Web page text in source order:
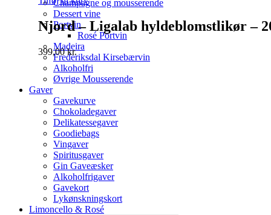
Champagne og mousserende
Dessert vine
Portvin
Rosé Portvin
Madeira
Frederiksdal Kirsebærvin
Alkoholfri
Øvrige Mousserende
Gaver
Gavekurve
Chokoladegaver
Delikatessegaver
Goodiebags
Vingaver
Spiritusgaver
Gin Gaveæsker
Alkoholfrigaver
Gavekort
Lykønskningskort
Limoncello & Rosé
Njord – Ligalab hyldeblomstlikør –
399,00kr.